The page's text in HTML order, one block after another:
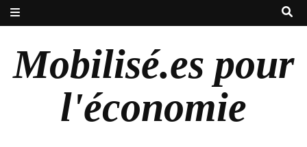
Mobilisé.es pour
l'économie